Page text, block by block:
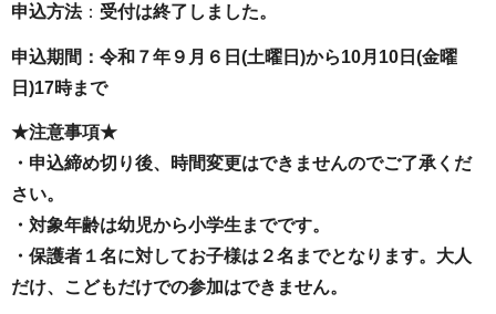
申込方法： 受付は終了しました。
申込期間：令和７年９月６日(土曜日)から10月10日(金曜
日)17時まで
★注意事項★
・申込締め切り後、時間変更はできませんのでご了承くだ
さい。
・対象年齢は幼児から小学生までです。
・保護者１名に対してお子様は２名までとなります。大人
だけ、こどもだけでの参加はできません。